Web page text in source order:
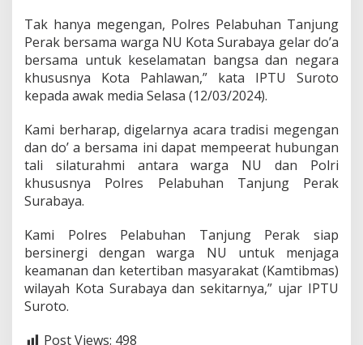
e
r
s
a
m
a
r
g
a
o
t
a
S
u
Tak hanya megengan, Polres Pelabuhan Tanjung
Perak bersama warga NU Kota Surabaya gelar do’a
bersama untuk keselamatan bangsa dan negara
khususnya Kota Pahlawan,” kata IPTU Suroto
kepada awak media Selasa (12/03/2024).
Kami berharap, digelarnya acara tradisi megengan
dan do’ a bersama ini dapat mempeerat hubungan
tali silaturahmi antara warga NU dan Polri
khususnya Polres Pelabuhan Tanjung Perak
Surabaya.
Kami Polres Pelabuhan Tanjung Perak siap
bersinergi dengan warga NU untuk menjaga
keamanan dan ketertiban masyarakat (Kamtibmas)
wilayah Kota Surabaya dan sekitarnya,” ujar IPTU
Suroto.
Post Views: 498